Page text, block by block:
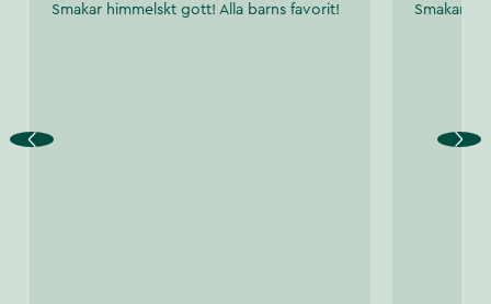
Smakar himmelskt gott! Alla barns favorit! Smakar